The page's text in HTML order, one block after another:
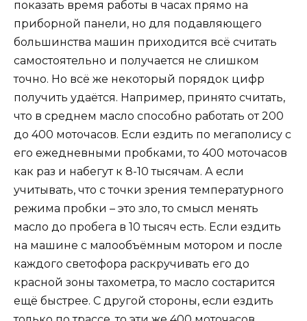
показать время работы в часах прямо на
приборной панели, но для подавляющего
большинства машин приходится всё считать
самостоятельно и получается не слишком
точно. Но всё же некоторый порядок цифр
получить удаётся. Например, принято считать,
что в среднем масло способно работать от 200
до 400 моточасов. Если ездить по мегаполису с
его ежедневными пробками, то 400 моточасов
как раз и набегут к 8-10 тысячам. А если
учитывать, что с точки зрения температурного
режима пробки – это зло, то смысл менять
масло до пробега в 10 тысяч есть. Если ездить
на машине с малообъёмным мотором и после
каждого светофора раскручивать его до
красной зоны тахометра, то масло состарится
ещё быстрее. С другой стороны, если ездить